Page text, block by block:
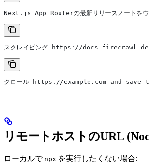
Next.js App Routerの最新リリースノートをウ
スクレイピング https://
クロール https://example.com and
リモートホストのURL
ローカルで npx を実行したくない場合: